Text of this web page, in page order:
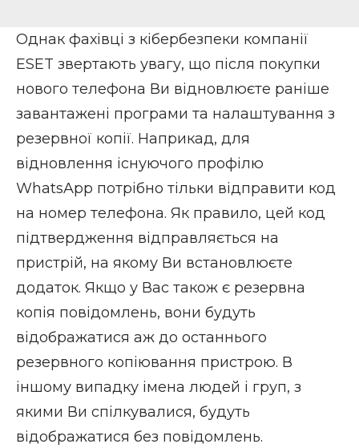
Однак фахівці з кібербезпеки компанії
ESET звертають увагу, що після покупки
нового телефона Ви відновлюєте раніше
завантажені програми та налаштування з
резервної копії. Наприкад, для
відновлення існуючого профілю
WhatsApp потрібно тільки відправити код
на номер телефона. Як правило, цей код
підтвердження відправляється на
пристрій, на якому Ви встановлюєте
додаток. Якщо у Вас також є резервна
копія повідомлень, вони будуть
відображатися аж до останнього
резервного копіювання пристрою. В
іншому випадку імена людей і груп, з
якими Ви спілкувалися, будуть
відображатися без повідомлень.